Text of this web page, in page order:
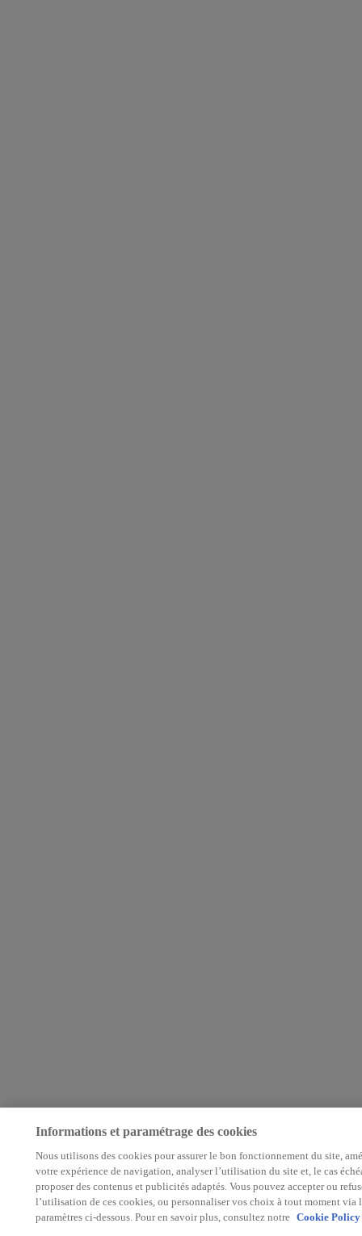
Informations et paramétrage des cookies
Nous utilisons des cookies pour assurer le bon fonctionnement du site,
votre expérience de navigation, analyser l’utilisation du site et, le cas
proposer des contenus et publicités adaptés. Vous pouvez accepter ou
l’utilisation de ces cookies, ou personnaliser vos choix à tout moment via
paramètres ci-dessous. Pour en savoir plus, consultez notre Cookie Policy